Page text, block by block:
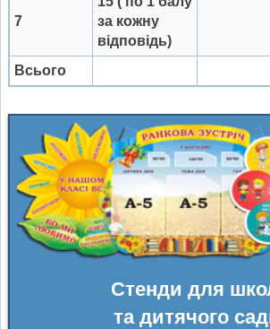
7
за кожну
відповідь)
Всього
Стенди для
та дитячого